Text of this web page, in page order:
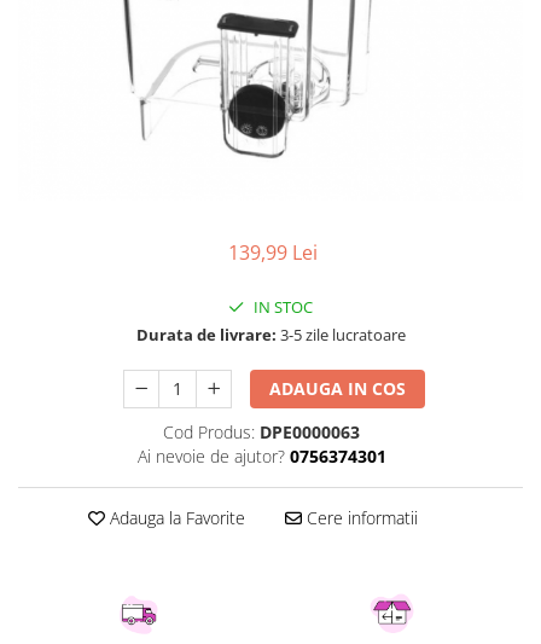
Kit-uri automatizari porti si usi
Mobila dormitor
Mobila gradina & terasa
Silicon, spume si solutii tehnice
Sisteme Incalzire
Textile si covoare
Uscatoare rufe
Utilaje si materiale de constructii
Laptop, Tablete & Telefoane
Accesorii tablete
Wearable & Gadgeturi
Electrocasnice & Climatizare
139,99 Lei
IN STOC
Durata de livrare: 3-5 zile lucratoare
ADAUGA IN COS
Cod Produs: DPE0000063
Ai nevoie de ajutor? 0756374301
Adauga la Favorite Cere informatii